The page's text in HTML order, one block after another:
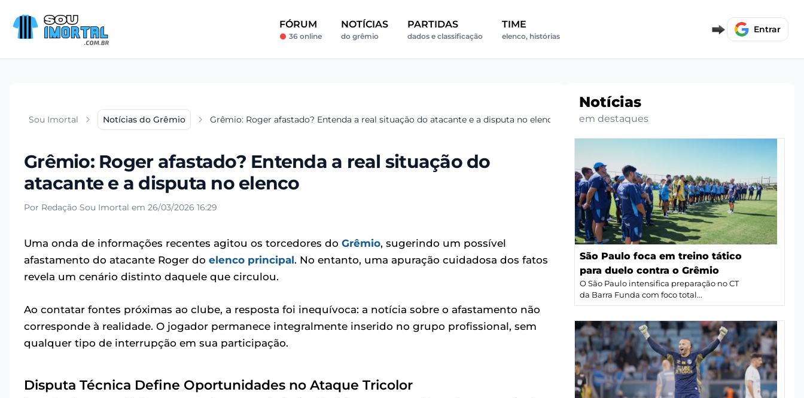
FÓRUM
36 online
NOTÍCIAS
do grêmio
PARTIDAS
dados e classificação
TIME
elenco, histórias
Entrar
Sou Imortal Notícias do Grêmio Grêmio: Roger afastado? Entenda a real situação do atacante e a disputa no elenco
Grêmio: Roger afastado? Entenda a real situação do
atacante e a disputa no elenco
Por Redação Sou Imortal em 26/03/2026 16:29
Uma onda de informações recentes agitou os torcedores do Grêmio, sugerindo um possível
afastamento do atacante Roger do elenco principal. No entanto, uma apuração cuidadosa dos fatos
revela um cenário distinto daquele que circulou.
Ao contatar fontes próximas ao clube, a resposta foi inequívoca: a notícia sobre o afastamento não
corresponde à realidade. O jogador permanece integralmente inserido no grupo profissional, sem
qualquer tipo de interrupção em sua participação.
Disputa Técnica Define Oportunidades no Ataque Tricolor
Notícias
em destaques
São Paulo foca em treino tático
para duelo contra o Grêmio
O São Paulo intensifica preparação no CT
da Barra Funda com foco total...